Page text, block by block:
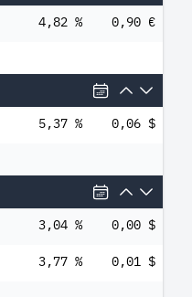
4,82 % 0,90 €
5,37 % 0,06 $
3,04 % 0,00 $
3,77 % 0,01 $